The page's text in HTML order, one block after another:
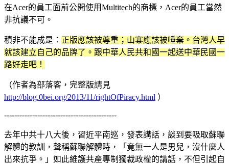
在Acer的員工面前公開使用Multitech的商標，Acer的員工當然
非抗議不可。
積非不能成是： 正版應該被尊重；山寨應該被唾棄。台灣人早
就該建立自己的品牌了。跟中華人民共和國一起送中華民國一
路好走吧！
（作者為部落客，完整版請見
http://blog.0bei.org/2013/11/rightOfPiracy.html ）
--------------------------------------------
去年中共十八大後，習近平南巡，發表講話，談到要吸取蘇聯
解體的教訓，聲稱蘇聯解體時，「竟無一人是男兒，沒什麼人
出來抗爭。」如此維護共產專制獨裁政權的講話，不但引起自